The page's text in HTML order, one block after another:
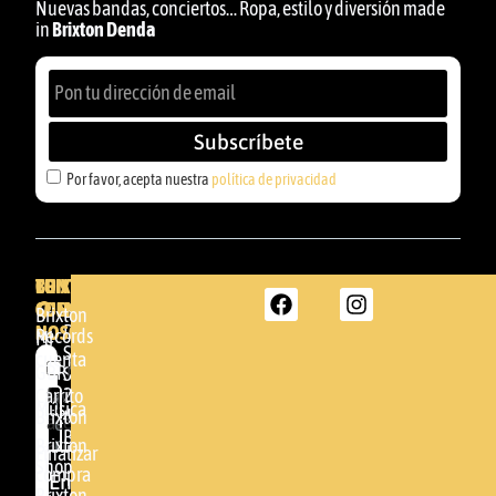
Nuevas bandas, conciertos… Ropa, estilo y diversión made
in Brixton Denda
Por favor, acepta nuestra política de privacidad
Subscríbete
BRIXTON
DENDA -
SHOP
Somera
24
48005 -
BILBAO
(+34)
BRIXTON
Brixton
Records
GBR
Música
Brixton
Shop
TU
CUENTA
Mi
cuenta
Carrito
Brixton
Finalizar
compra
CONTACTA
CON
NOSOTROS
Por
favor,
acepta
nuestra
política de
Enviar